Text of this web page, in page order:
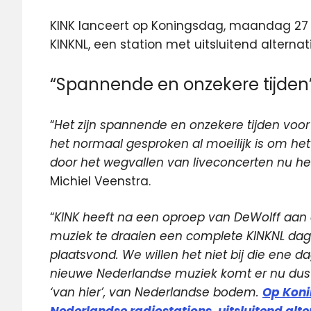
KINK lanceert op Koningsdag, maandag
KINKNL, een station met uitsluitend
“Spannende en onzekere
“Het zijn spannende en onzekere tijden
het normaal gesproken al moeilijk is om
door het wegvallen van liveconcerten nu
Michiel Veenstra.
“KINK heeft na een oproep van DeWolff
muziek te draaien een complete KINKNL
plaatsvond. We willen het niet bij die ene
nieuwe Nederlandse muziek komt er nu
‘van hier’, van Nederlandse bodem. Op